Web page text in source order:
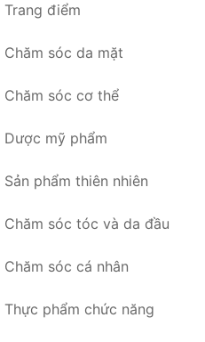
Trang điểm
Chăm sóc da mặt
Chăm sóc cơ thể
Dược mỹ phẩm
Sản phẩm thiên nhiên
Chăm sóc tóc và da đầu
Chăm sóc cá nhân
Thực phẩm chức năng